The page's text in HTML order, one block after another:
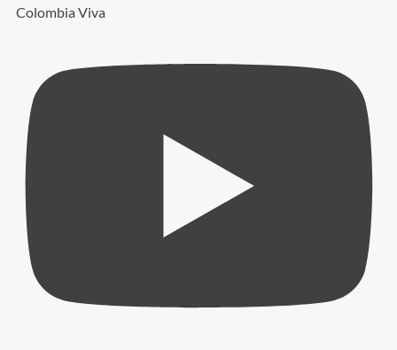
Colombia Viva